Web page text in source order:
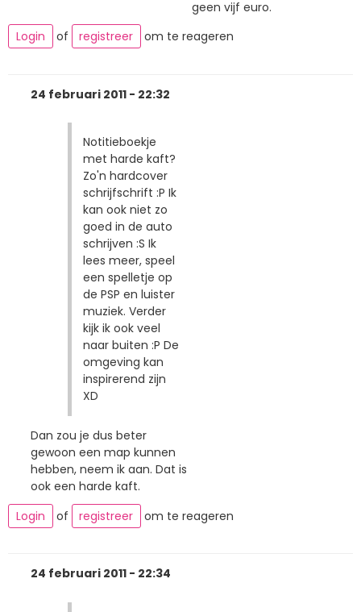
geen vijf euro.
Login
of registreer om te reageren
24 februari 2011 - 22:32
Notitieboekje
met harde kaft?
Zo'n hardcover
schrijfschrift :P Ik
kan ook niet zo
goed in de auto
schrijven :S Ik
lees meer, speel
een spelletje op
de PSP en luister
muziek. Verder
kijk ik ook veel
naar buiten :P De
omgeving kan
inspirerend zijn
XD
Dan zou je dus beter
gewoon een map kunnen
hebben, neem ik aan. Dat is
ook een harde kaft.
Login
of registreer om te reageren
24 februari 2011 - 22:34